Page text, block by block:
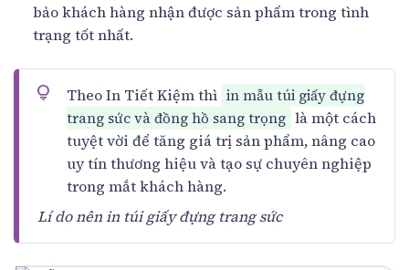
bảo khách hàng nhận được sản phẩm trong tình
trạng tốt nhất.
Theo In Tiết Kiệm thì in mẫu túi giấy đựng
trang sức và đồng hồ sang trọng là một cách
tuyệt vời để tăng giá trị sản phẩm, nâng cao
uy tín thương hiệu và tạo sự chuyên nghiệp
trong mắt khách hàng.
Lí do nên in túi giấy đựng trang sức